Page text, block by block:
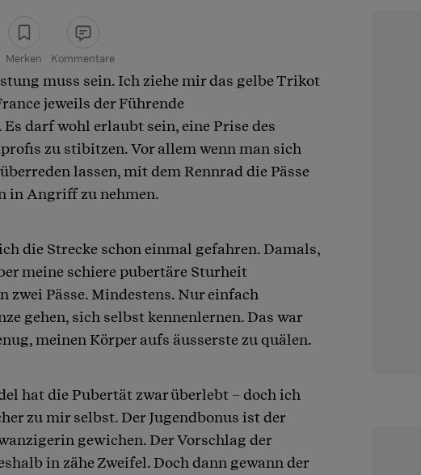
Merken Kommentare
muss sein. Ich ziehe mir das gelbe Trikot
jeweils der Führende
darf wohl erlaubt sein, eine Prise des
zu stibitzen. Vor allem wenn man sich
lassen, mit dem Rennrad die Pässe
in Angriff zu nehmen.
die Strecke schon einmal gefahren. Damals,
meine schiere pubertäre Sturheit
zwei Pässe. Mindestens. Nur einfach
gehen, sich selbst kennenlernen. Das war
meinen Körper aufs äusserste zu quälen.
hat die Pubertät zwar überlebt – doch ich
zu mir selbst. Der Jugendbonus ist der
gewichen. Der Vorschlag der
in zähe Zweifel. Doch dann gewann der